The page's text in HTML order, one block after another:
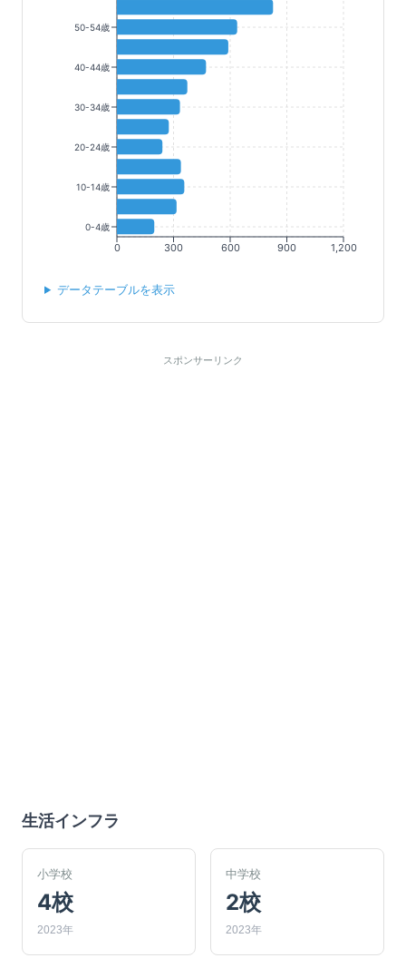
0 300 600 900 1,200
50-54歳
40-44歳
30-34歳
20-24歳
10-14歳
0-4歳
データテーブルを表示
スポンサーリンク
生活インフラ
小学校
4校
2023年
中学校
2校
2023年